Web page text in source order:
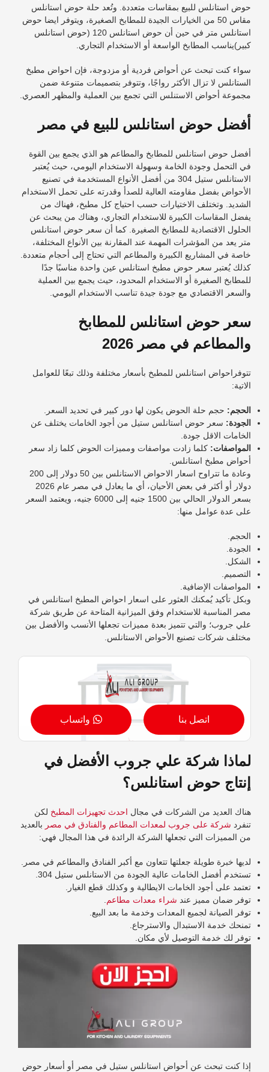
حوض استانلس للبيع بمقاسات متعددة. وتُعد حلة حوض استانلس
مقاس 50 من الخيارات الجيدة للمطابخ الصغيرة، ويتوفر ايضا
حوض
استانلس متر في حين أن حوض استانلس 120 (
حوض استانلس
كبير )يناسب المطابخ الواسعة أو الاستخدام التجاري.
سواء كنت تبحث عن أحواض فردية أو مزدوجة، فإن احواض مطبخ
الستانلس لا تزال الأكثر رواجًا، وتتوفر بتصميمات متنوعة ضمن
مجموعة أحواض الاستنلس التي تجمع بين العملية والمظهر العصري.
أفضل حوض استانلس للبيع في مصر
أفضل حوض استانلس للمطابخ والمطاعم هو الذي يجمع بين القوة
في التحمل وجودة الخامة وسهولة الاستخدام اليومي، حيث يُعتبر
الاستانلس ستيل 304 من أفضل الأنواع المستخدمة في تصنيع
الأحواض بفضل مقاومته العالية للصدأ وقدرته على تحمل الاستخدام
الشديد. وتختلف الاختيارات حسب احتياج كل مطبخ، فهناك من
يفضل المقاسات الكبيرة للاستخدام التجاري، وهناك من يبحث عن
الحلول الاقتصادية للمطابخ الصغيرة. كما أن سعر حوض استانلس
متر يعد من المؤشرات المهمة عند المقارنة بين الأنواع المختلفة،
خاصة في المشاريع الكبيرة والمطاعم التي تحتاج إلى أحجام متعددة.
كذلك يُعتبر سعر حوض مطبخ استانلس عين واحدة مناسبًا جدًا
للمطابخ الصغيرة أو الاستخدام المحدود، حيث يجمع بين العملية
والسعر الاقتصادي مع جودة جيدة تناسب الاستخدام اليومي.
سعر حوض استانلس للمطابخ
والمطاعم في مصر 2026
تتوفر احواض استانلس للمطبخ بأسعار مختلفة وذلك تبعًا للعوامل
الاتية:
الحجم: حجم حلة الحوض يكون لها دور كبير في تحديد السعر.
الجودة: سعر حوض استانلس ستيل من أجود الخامات يختلف عن
الخامات الاقل جودة.
المواصفات: كلما زادت مواصفات ومميزات الحوض كلما زاد سعر
أحواض مطبخ استانلس
وعادة ما تتراوح اسعار الاحواض الاستانلس بين 50 دولار إلى 200
دولار أو أكثر في بعض الأحيان، أي ما يعادل في مصر عام 2026
بسعر الدولار الحالي بين 1500 جنيه إلى 6000 جنيه، ويعتمد السعر
على عدة عوامل منها:
الحجم.
الجودة.
الشكل.
التصميم.
المواصفات الإضافية.
وبكل تأكيد يُمكنك العثور على اسعار احواض المطبخ استانلس في
مصر المناسبة للاستخدام وفق الميزانية المتاحة عن طريق شركة
علي جروب؛ والتي تتميز بعدة مميزات تجعلها الأنسب والأفضل بين
مختلف شركات تصنيع الأحواض الاستانلس.
اتصل بنا واتساب
لماذا شركة علي جروب الأفضل في
إنتاج حوض استانلس؟
هناك العديد من الشركات في مجال احدث تجهيزات المطبخ لكن
تنفرد شركة على جروب لمعدات المطاعم والفنادق في مصر بالعديد
من المميزات التي تجعلها الشركة الرائدة في هذا المجال فهي:
لديها خبرة طويلة جعلتها تتعاون مع أكبر الفنادق والمطاعم في مصر.
تستخدم أفضل الخامات عالية الجودة من الاستانلس ستيل 304.
تعتمد على أجود الخامات الايطالية و وكذلك قطع الغيار.
توفر ضمان مميز عند شراء معدات مطاعم
توفر الصيانة لجميع المعدات وخدمة ما بعد البيع.
تمنحك خدمة الاستبدال والاسترجاع.
توفر لك خدمة التوصيل لأي مكان.
إذا كنت تبحث عن أحواض استانلس ستيل في مصر أو أسعار حوض